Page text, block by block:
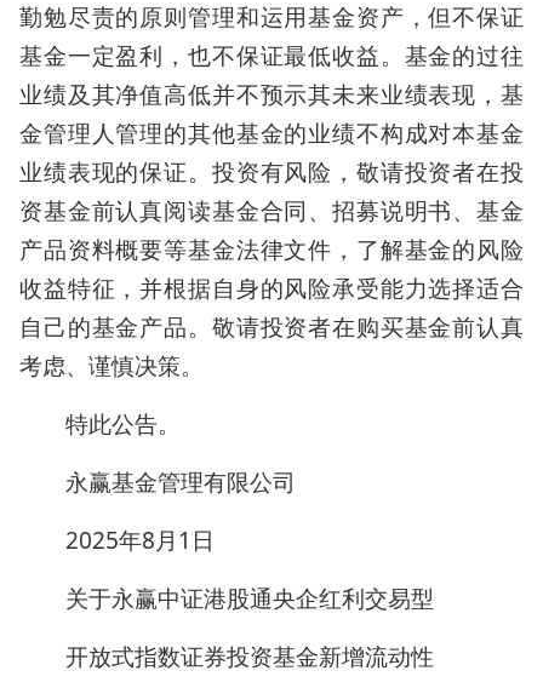
勤勉尽责的原则管理和运用基金资产，但不保证
基金一定盈利，也不保证最低收益。基金的过往
业绩及其净值高低并不预示其未来业绩表现，基
金管理人管理的其他基金的业绩不构成对本基金
业绩表现的保证。投资有风险，敬请投资者在投
资基金前认真阅读基金合同、招募说明书、基金
产品资料概要等基金法律文件，了解基金的风险
收益特征，并根据自身的风险承受能力选择适合
自己的基金产品。敬请投资者在购买基金前认真
考虑、谨慎决策。
特此公告。
永赢基金管理有限公司
2025年8月1日
关于永赢中证港股通央企红利交易型
开放式指数证券投资基金新增流动性